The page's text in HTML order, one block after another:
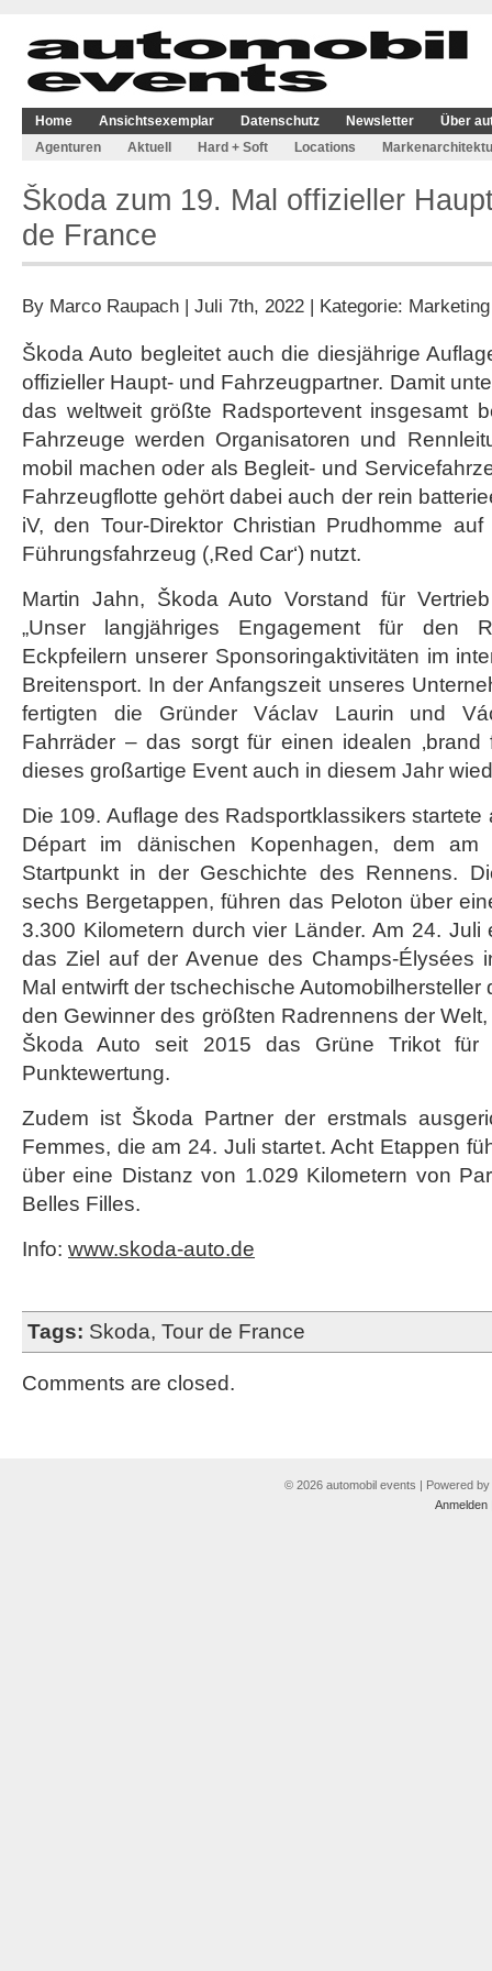
Home Ansichtsexemplar Datenschutz Newsletter
Über
Agenturen
Aktuell Hard + Soft Locations
Škoda zum 19. Mal offizieller
de France
By Marco Raupach | Juli 7th, 2022 | Kategorie: Marketing
Škoda Auto begleitet auch die diesjährige
offizieller Haupt- und Fahrzeugpartner. Damit
das weltweit größte Radsportevent insgesamt
Fahrzeuge werden Organisatoren und
mobil machen oder als Begleit- und
Fahrzeugflotte gehört dabei auch der rein
iV, den Tour-Direktor Christian Prudhomme
Führungsfahrzeug (,Red Car‘) nutzt.
Martin Jahn, Škoda Auto Vorstand für
„Unser langjähriges Engagement für den
Eckpfeilern unserer Sponsoringaktivitäten im
Breitensport. In der Anfangszeit unseres
fertigten die Gründer Václav Laurin und
Fahrräder – das sorgt für einen idealen ‚brand
dieses großartige Event auch in diesem Jahr
Die 109. Auflage des Radsportklassikers startete
Départ im dänischen Kopenhagen, dem am
Startpunkt in der Geschichte des Rennens.
sechs Bergetappen, führen das Peloton über
3.300 Kilometern durch vier Länder. Am 24. Juli
das Ziel auf der Avenue des Champs-Élysées
Mal entwirft der tschechische Automobilhersteller
den Gewinner des größten Radrennens der
Škoda Auto seit 2015 das Grüne Trikot
Punktewertung.
Zudem ist Škoda Partner der erstmals
Femmes, die am 24. Juli startet. Acht Etappen
über eine Distanz von 1.029 Kilometern von
Belles Filles.
Info: www.skoda-auto.de
Tags: Skoda, Tour de France
Comments are closed.
© 2026 automobil events | Powered by
Anmelden|